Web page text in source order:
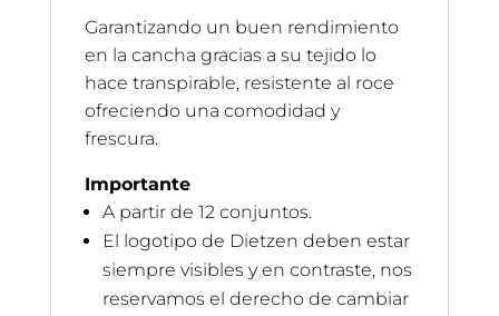
Garantizando un buen rendimiento
en la cancha gracias a su tejido lo
hace transpirable, resistente al roce
ofreciendo una comodidad y
frescura.
Importante
A partir de 12 conjuntos.
El logotipo de Dietzen deben estar
siempre visibles y en contraste, nos
reservamos el derecho de cambiar